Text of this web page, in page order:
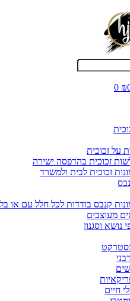
0
על זכוכית
זכוכית בהדפסה ישירה
זכוכית לבית ולמשרד
קנבס בודדות לכל חלל עם או
מעוצבים
נושא וסגנון
חיים